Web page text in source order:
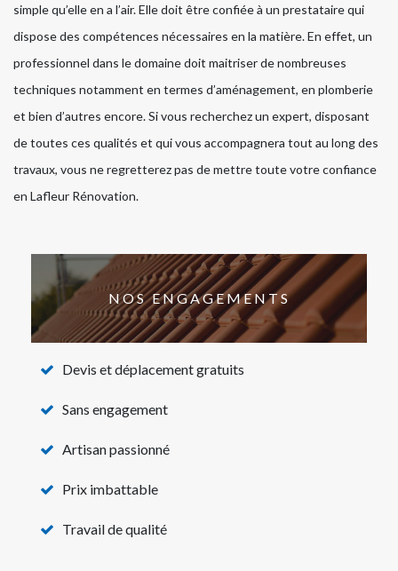
simple qu’elle en a l’air. Elle doit être confiée à un prestataire qui
dispose des compétences nécessaires en la matière. En effet, un
professionnel dans le domaine doit maitriser de nombreuses
techniques notamment en termes d’aménagement, en plomberie
et bien d’autres encore. Si vous recherchez un expert, disposant
de toutes ces qualités et qui vous accompagnera tout au long des
travaux, vous ne regretterez pas de mettre toute votre confiance
en Lafleur Rénovation.
NOS ENGAGEMENTS
Devis et déplacement gratuits
Sans engagement
Artisan passionné
Prix imbattable
Travail de qualité